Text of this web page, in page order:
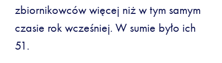
zbiornikowców więcej niż w tym samym
czasie rok wcześniej. W sumie było ich
51.